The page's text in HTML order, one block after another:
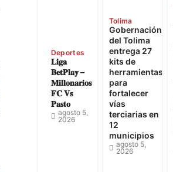
Deportes
𝐋𝐢𝐠𝐚
𝐁𝐞𝐭𝐏𝐥𝐚𝐲 –
𝐌𝐢𝐥𝐥𝐨𝐧𝐚𝐫𝐢𝐨𝐬
𝐅𝐂 𝐕𝐬
𝐏𝐚𝐬𝐭𝐨
agosto 5,
2026
Tolima
Gobernación
del Tolima
entrega 27
kits de
herramientas
para
fortalecer
vías
terciarias en
12
municipios
agosto 5,
2026